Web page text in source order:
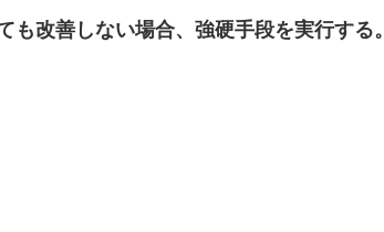
も改善しない場合、強硬手段を実行する。